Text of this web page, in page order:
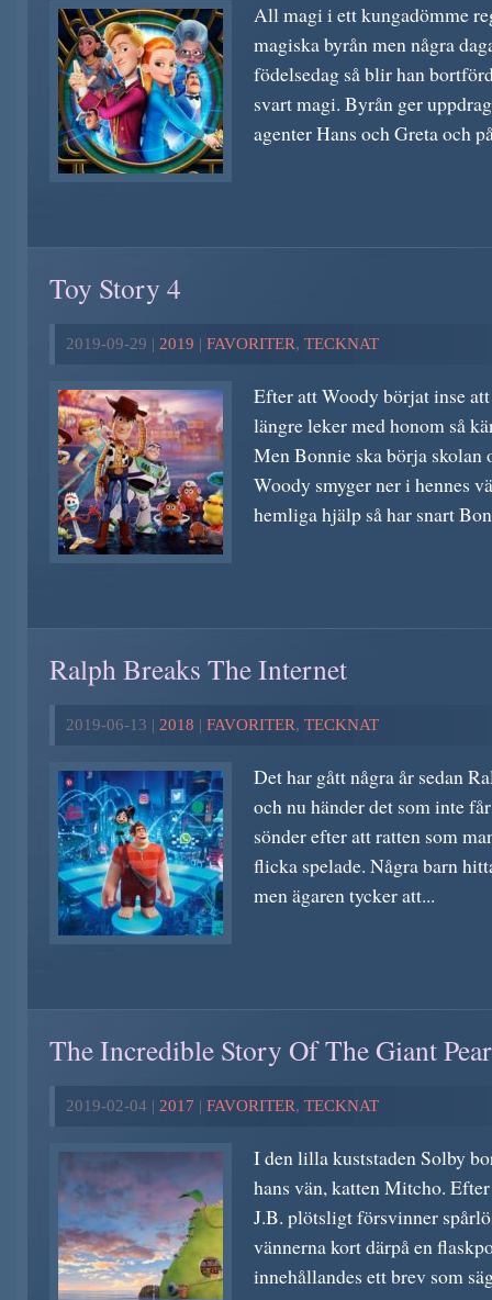
All magi i ett kungadömme
magiska byrån men några
födelsedag så blir han
svart magi. Byrån ger
agenter Hans och Greta och
Toy Story 4
2019-09-29 | 2019 | FAVORITER, TECKNAT
Efter att Woody börjat inse
längre leker med honom så
Men Bonnie ska börja skolan
Woody smyger ner i hennes
hemliga hjälp så har snart
Ralph Breaks The Internet
2019-06-13 | 2018 | FAVORITER, TECKNAT
Det har gått några år sedan
och nu händer det som inte
sönder efter att ratten som
flicka spelade. Några barn
men ägaren tycker att...
The Incredible Story Of The Giant Pear
2019-02-04 | 2017 | FAVORITER, TECKNAT
I den lilla kuststaden Solby
hans vän, katten Mitcho.
J.B. plötsligt försvinner
vännerna kort därpå en
innehållandes ett brev som